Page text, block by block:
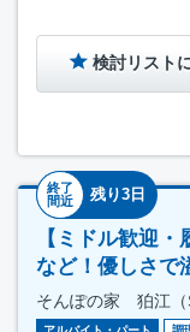
検討リスト
終了
間近
残り3日
【ミドル歓迎
など！優しさ
そんぽの家 狛江（